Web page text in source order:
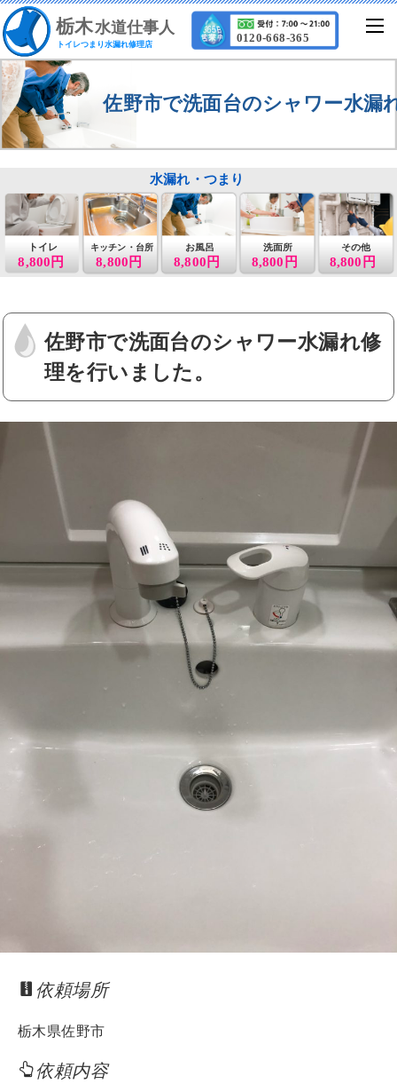
栃木水道仕事人
トイレつまり水漏れ修理店 0120-668-365
佐野市で洗面台のシャワー水漏
8,800円
トイレ
8,800円
キッチン・台所 お風呂
8,800円
洗面所
8,800円
その他
8,800円
水漏れ・つまり
佐野市で洗面台のシャワー水漏れ修
理を行いました。
依頼場所
栃木県佐野市
依頼内容